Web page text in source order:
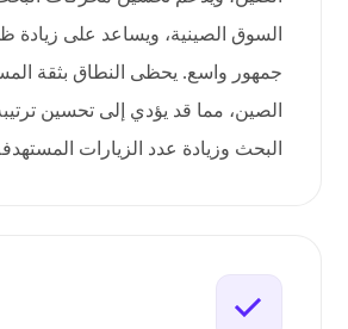
السوق الصينية، ويساعد على زيادة
جمهور واسع. يحظى النطاق بثقة
الصين، مما قد يؤدي إلى تحسين
البحث وزيادة عدد الزيارات